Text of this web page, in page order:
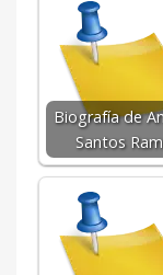
Biografía de
Santos